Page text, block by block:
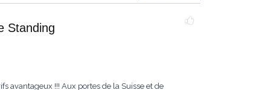
Standing
avantageux !!! Aux portes de la Suisse et de